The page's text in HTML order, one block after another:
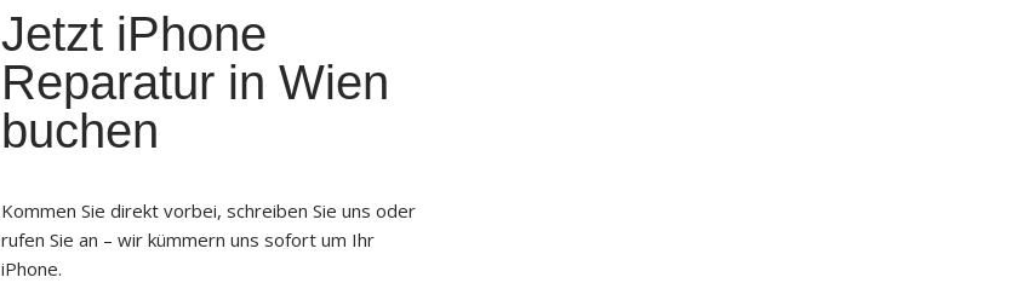
Jetzt iPhone
Reparatur in Wien
buchen
Kommen Sie direkt vorbei, schreiben Sie uns oder
rufen Sie an – wir kümmern uns sofort um Ihr
iPhone.